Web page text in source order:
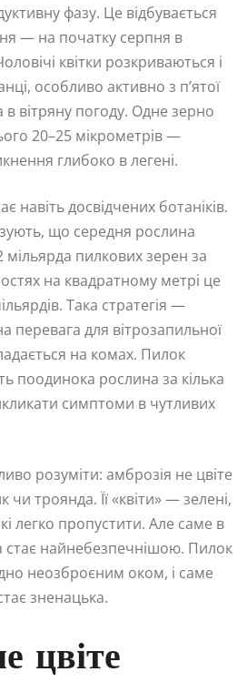
фазу. Це відбувається
— на початку серпня в
квітки розкриваються і
особливо активно з п’ятої
в вітряну погоду. Одне зерно
20–25 мікрометрів —
глибоко в легені.
навіть досвідчених ботаніків.
що середня рослина
мільярда пилкових зерен за
на квадратному метрі це
Така стратегія —
перевага для вітрозапильної
на комах. Пилок
поодинока рослина за кілька
симптоми в чутливих
розуміти: амброзія не цвіте
троянда. Її «квіти» — зелені,
легко пропустити. Але саме в
найнебезпечнішою. Пилок
неозброєним оком, і саме
зненацька.
цвіте